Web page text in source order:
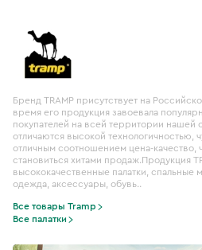
Бренд TRAMP присутствует на
время его продукция завоевала
покупателей на всей территории нашей
отличаются высокой технологичностью,
отличным соотношением цена-качество,
становиться хитами продаж.Продукция
высококачественные палатки, спальные
одежда, аксессуары, обувь..
Все товары Tramp
Все палатки